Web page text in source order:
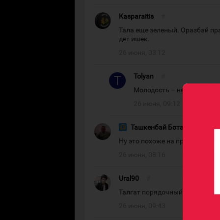
Kasparaitis
Тала еще зеленый. Оразбай
дет ишек.
Tolyan
Молодость – недостаток,
Ташкенбай Ботанов
Ну это похоже на правду.
Ural90
Талгат порядочный парень.